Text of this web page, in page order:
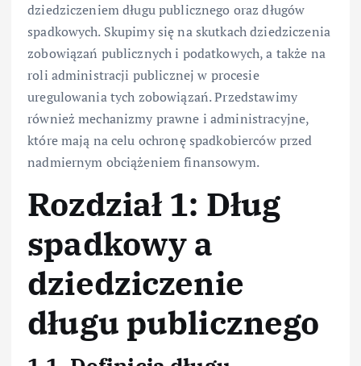
dziedziczeniem długu publicznego oraz długów
spadkowych. Skupimy się na skutkach dziedziczenia
zobowiązań publicznych i podatkowych, a także na
roli administracji publicznej w procesie
uregulowania tych zobowiązań. Przedstawimy
również mechanizmy prawne i administracyjne,
które mają na celu ochronę spadkobierców przed
nadmiernym obciążeniem finansowym.
Rozdział 1: Dług
spadkowy a
dziedziczenie
długu publicznego